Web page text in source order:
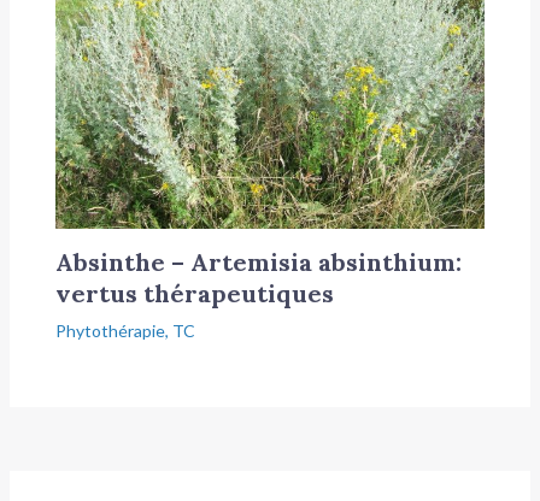
Absinthe – Artemisia absinthium:
vertus thérapeutiques
Phytothérapie, TC